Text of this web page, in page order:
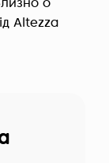
о
Altezza